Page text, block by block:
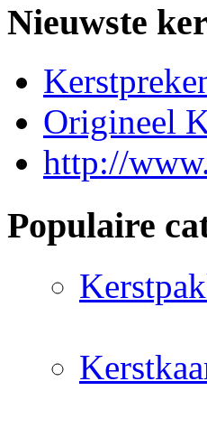
Nieuwste
Origineel
http://
Populaire